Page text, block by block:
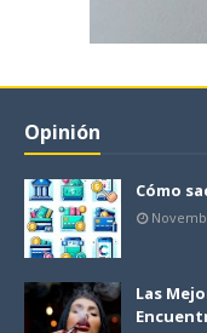
Opinión
Cómo
Las